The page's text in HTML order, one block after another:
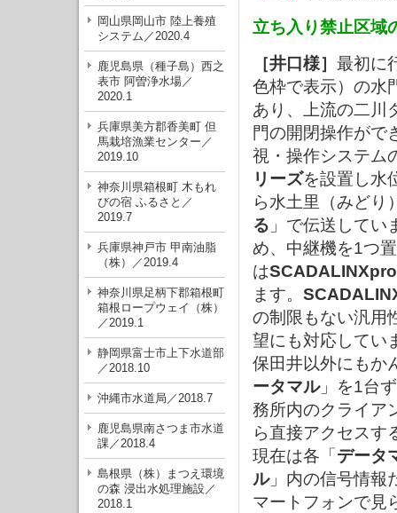
岡山県岡山市 陸上養殖
システム／2020.4
鹿児島県（種子島）西之
表市 阿曽浄水場／
2020.1
兵庫県美方郡香美町 但
馬栽培漁業センター／
2019.10
神奈川県箱根町 木もれ
びの宿 ふるさと／
2019.7
兵庫県神戸市 甲南油脂
（株）／2019.4
神奈川県足柄下郡箱根町
箱根ロープウェイ（株）
／2019.1
静岡県富士市上下水道部
／2018.10
沖縄市水道局／2018.7
鹿児島県南さつま市水道
課／2018.4
島根県（株）まつえ環境
の森 浸出水処理施設／
2018.1
立ち入り禁止区域
［井口様］ 最初に
色枠で表示）の水
あり、上流の二川
門の開閉操作がで
視・操作システム
リーズを設置し水
ら水土里（みどり
る 」で伝送して
め、中継機を1つ
はSCADALINXpro
ます。
の制限もない汎用
望にも対応してい
保田井以外にもか
ータマル」を1台
務所内のクライア
ら直接アクセスす
現在は各「 データ
ル」内の信号情報
マートフォンで見